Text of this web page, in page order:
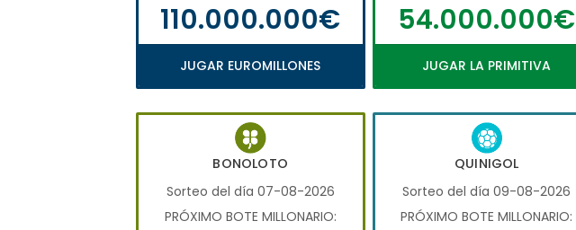
110.000.000€
JUGAR EUROMILLONES
54.000.000€
JUGAR LA PRIMITIVA
BONOLOTO
Sorteo del día 07-08-2026
PRÓXIMO BOTE MILLONARIO:
QUINIGOL
Sorteo del día 09-08-2026
PRÓXIMO BOTE MILLONARIO: